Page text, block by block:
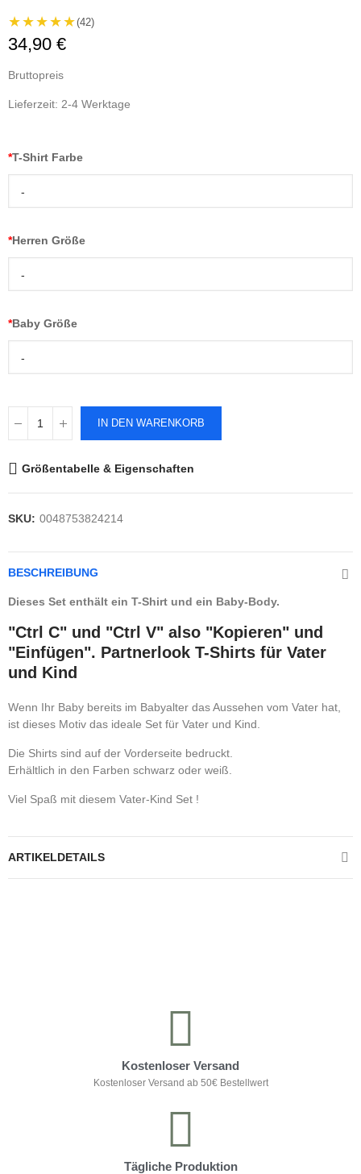
★★★★★(42)
34,90 €
Bruttopreis
Lieferzeit: 2-4 Werktage
*T-Shirt Farbe
-
*Herren Größe
-
*Baby Größe
-
IN DEN WARENKORB
Größentabelle & Eigenschaften
SKU: 0048753824214
BESCHREIBUNG
Dieses Set enthält ein T-Shirt und ein Baby-Body.
"Ctrl C" und "Ctrl V" also "Kopieren" und
"Einfügen". Partnerlook T-Shirts für Vater
und Kind
Wenn Ihr Baby bereits im Babyalter das Aussehen vom Vater hat,
ist dieses Motiv das ideale Set für Vater und Kind.
Die Shirts sind auf der Vorderseite bedruckt.
Erhältlich in den Farben schwarz oder weiß.
Viel Spaß mit diesem Vater-Kind Set !
ARTIKELDETAILS
Kostenloser Versand
Kostenloser Versand ab 50€ Bestellwert
Tägliche Produktion